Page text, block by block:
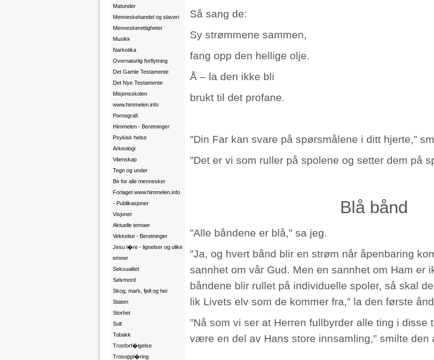
Matunder
Menneskehandel og slaveri
Menneskerettigheter
Musikk
Narkotika
Overnaturlig forflytning
Det Gamle Testamente
Det Nye Testamente
Misjonsskolen
www.himmelen.info
Pornografi
Himmelen - Beretninger
Psykisk helse
Arkeologi
Vitenskap
Tegn og under
Be for alle mennesker
Forlaget www.himmelen.info
- Publikasjoner
Visjoner
Aktuelle temaer
Vekkelse - Beretninger
Jesu l�re - lignelser og ulike
emner
Seksualitet
Selvmord
Skog, mark, fjell og hei
Staten
Storhet
Sult
Tobakk
Trosforf�lgelse
Trosoppl�ring
Så sang de:
Sy strømmene sammen,
fang opp den hellige olje.
Å – la den ikke bli
brukt til det profane.
”Din Far kan svare på spørsmålene i ditt hjerte,”
”Det er vi som ruller på spolene og setter dem på
Blå bånd
”Alle båndene er blå,” sa jeg.
”Ja, og hvert bånd blir en strøm når åpenbaring
sannhet om vår Gud. Men en sannhet om Ham er
båndene blir rullet på individuelle spoler, så skal
lik Livets elv som de kommer fra,” la den første
”Nå som vi ser at Herren fullbyrder alle ting i disse
være en del av Hans store innsamling,” smilte den